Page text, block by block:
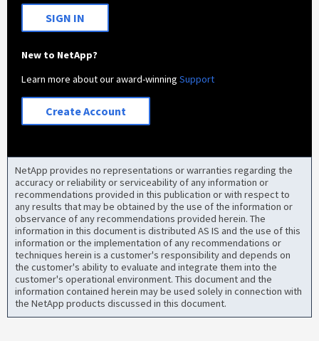
SIGN IN
New to NetApp?
Learn more about our award-winningSupport
Create Account
NetApp provides no representations or warranties regarding the
accuracy or reliability or serviceability of any information or
recommendations provided in this publication or with respect to
any results that may be obtained by the use of the information or
observance of any recommendations provided herein. The
information in this document is distributed AS IS and the use of this
information or the implementation of any recommendations or
techniques herein is a customer's responsibility and depends on
the customer's ability to evaluate and integrate them into the
customer's operational environment. This document and the
information contained herein may be used solely in connection with
the NetApp products discussed in this document.